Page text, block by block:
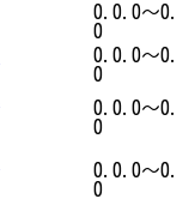
0.0.0～0.
0
0.0.0～0.
0
0.0.0～0.
0
0.0.0～0.
0